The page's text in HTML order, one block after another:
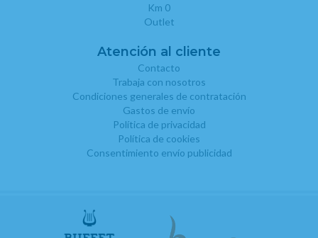
Km 0
Outlet
Atención al cliente
Contacto
Trabaja con nosotros
Condiciones generales de contratación
Gastos de envío
Política de privacidad
Política de cookies
Consentimiento envío publicidad